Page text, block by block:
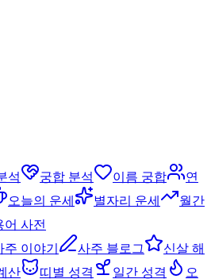
석 궁합 분석 이름 궁합
연
오늘의 운세 별자리 운세
월간
어 사전
주 이야기 사주 블로그
신살 해
산 띠별 성격 일간 성격
오